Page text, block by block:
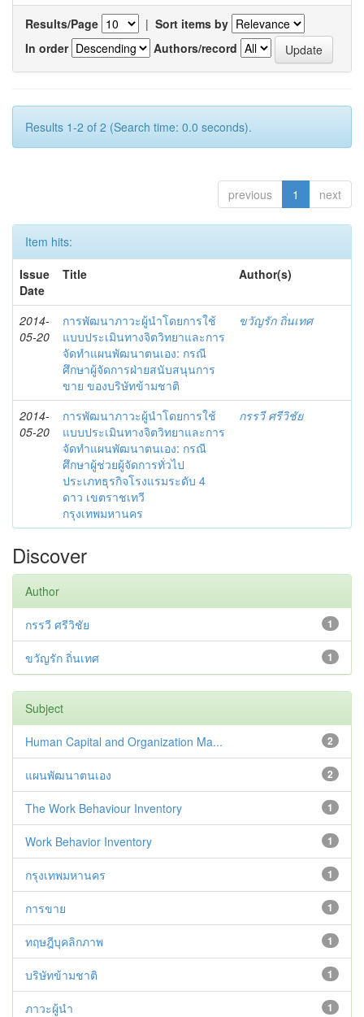
Results/Page | Sort items by
In order
Authors/record
Results 1-2 of 2 (Search time: 0.0 seconds).
previous 1 next
Item hits:
Issue
Date
Title Author(s)
2014-
05-20
การพัฒนาภาวะผู้นำโดยการใช้
แบบประเมินทางจิตวิทยาและการ
จัดทำแผนพัฒนาตนเอง: กรณี
ศึกษาผู้จัดการฝ่ายสนับสนุนการ
ขาย ของบริษัทข้ามชาติ
ขวัญรัก ถิ่นเทศ
2014-
05-20
การพัฒนาภาวะผู้นำโดยการใช้
แบบประเมินทางจิตวิทยาและการ
จัดทำแผนพัฒนาตนเอง: กรณี
ศึกษาผู้ช่วยผู้จัดการทั่วไป
ประเภทธุรกิจโรงแรมระดับ 4
ดาว เขตราชเทวี
กรุงเทพมหานคร
กรรวี ศรีวิชัย
Discover
Author
1
กรรวี ศรีวิชัย
1
ขวัญรัก ถิ่นเทศ
Subject
2
Human Capital and Organization Ma...
2
แผนพัฒนาตนเอง
1
The Work Behaviour Inventory
1
Work Behavior Inventory
1
กรุงเทพมหานคร
1
การขาย
1
ทฤษฎีบุคลิกภาพ
1
บริษัทข้ามชาติ
1
ภาวะผู้นำ